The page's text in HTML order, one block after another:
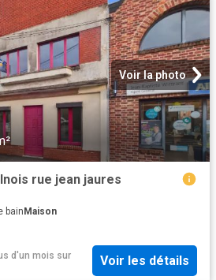
Voir la photo
rue jean jaures
bainMaison
d'un mois sur
Voir les détails